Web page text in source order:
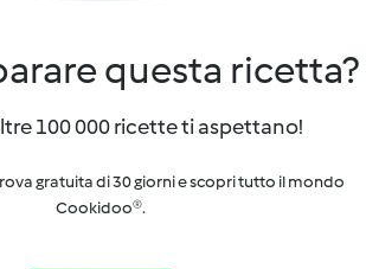
questa ricetta?
100 000 ricette ti aspettano!
gratuita di 30 giorni e scopri tutto il mondo
Cookidoo®.